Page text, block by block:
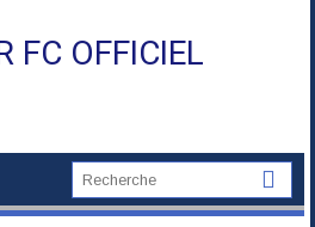
FC OFFICIEL